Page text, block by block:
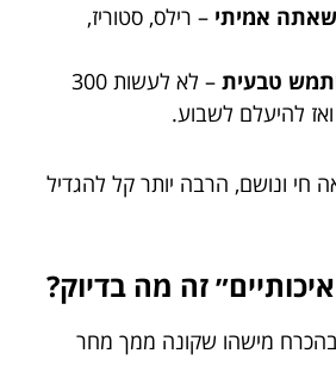
שאתה אמיתי – רילס, סטוריז,
טבעית
– לא לעשות 300
להיעלם לשבוע.
חי ונושם, הרבה יותר קל להגדיל
זה מה בדיוק?
בהכרח מישהו שקונה ממך מחר